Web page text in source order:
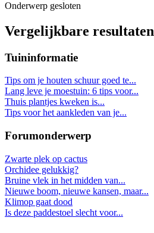
Onderwerp gesloten
Vergelijkbare resultaten
Tuininformatie
Tips om je houten schuur goed te...
Lang leve je moestuin: 6 tips voor...
Thuis plantjes kweken is...
Tips voor het aankleden van je...
Forumonderwerp
Zwarte plek op cactus
Orchidee gelukkig?
Bruine vlek in het midden van...
Nieuwe boom, nieuwe kansen, maar...
Klimop gaat dood
Is deze paddestoel slecht voor...